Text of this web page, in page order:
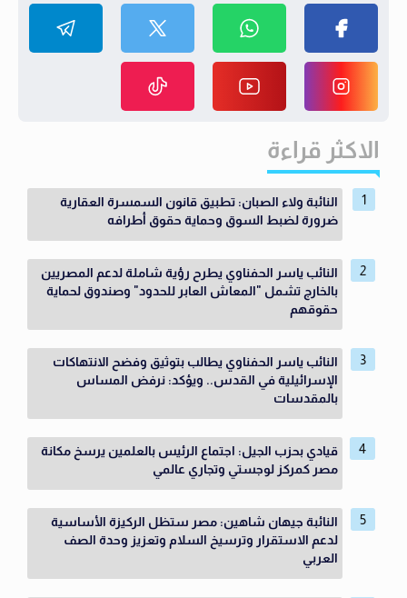
الاكثر قراءة
النائبة ولاء الصبان: تطبيق قانون السمسرة العقارية
ضرورة لضبط السوق وحماية حقوق أطرافه
النائب ياسر الحفناوي يطرح رؤية شاملة لدعم المصريين
بالخارج تشمل "المعاش العابر للحدود" وصندوق لحماية
حقوقهم
النائب ياسر الحفناوي يطالب بتوثيق وفضح الانتهاكات
الإسرائيلية في القدس.. ويؤكد: نرفض المساس
بالمقدسات
قيادي بحزب الجيل: اجتماع الرئيس بالعلمين يرسخ مكانة
مصر كمركز لوجستي وتجاري عالمي
النائبة جيهان شاهين: مصر ستظل الركيزة الأساسية
لدعم الاستقرار وترسيخ السلام وتعزيز وحدة الصف
العربي